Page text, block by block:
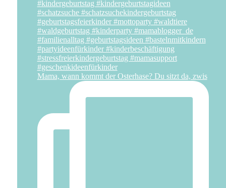
Mama, wann kommt der Osterhase? Du sitzt da, zwis